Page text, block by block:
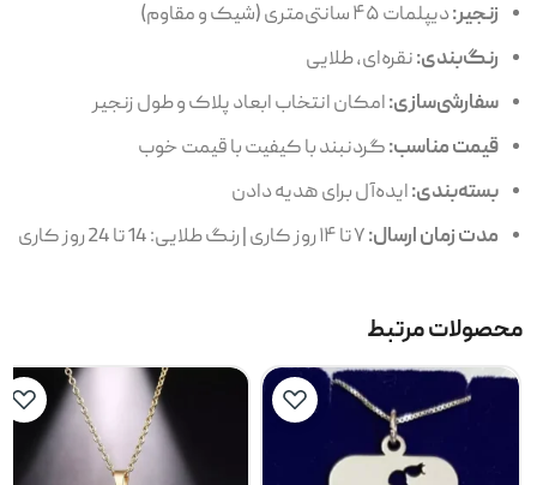
زنجیر:دیپلمات ۴۵ سانتی‌متری (شیک و مقاوم)
رنگ‌بندی:نقره‌ای، طلایی
سفارشی‌سازی:امکان انتخاب ابعاد پلاک و طول زنجیر
قیمت مناسب:گردنبند با کیفیت با قیمت خوب
بسته‌بندی:ایده‌آل برای هدیه دادن
مدت زمان ارسال:
محصولات مرتبط